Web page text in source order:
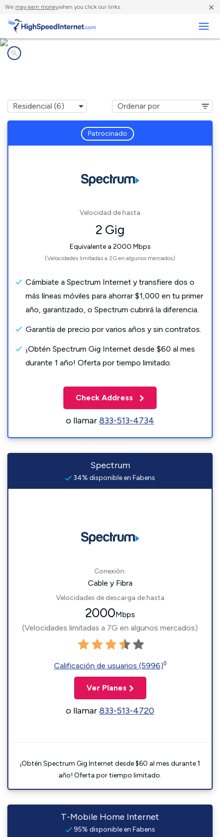
We may earn moneywhen you click our links. ×
Patrocinado
Velocidad de hasta
2 Gig
Equivalente a 2000 Mbps
(Velocidades limitadas a 2G en algunos mercados)
Cámbiate a Spectrum Internet y transfiere dos o
más líneas móviles para ahorrar $1,000 en tu primer
año, garantizado, o Spectrum cubrirá la diferencia.
Garantía de precio por varios años y sin contratos.
¡Obtén Spectrum Gig Internet desde $60 al mes
durante 1 año! Oferta por tiempo limitado.
Check Address
o llamar833-513-4734
Spectrum
34% disponible en Fabens
Conexión:
Cable y Fibra
Velocidades de descarga de hasta
2000Mbps
(Velocidades limitadas a 7G en algunos mercados)
Calificación de usuarios (5996)◊
Ver Planes
o llamar833-513-4720
¡Obtén Spectrum Gig Internet desde $60 al mes durante 1
año! Oferta por tiempo limitado.
T-Mobile Home Internet
95% disponible en Fabens